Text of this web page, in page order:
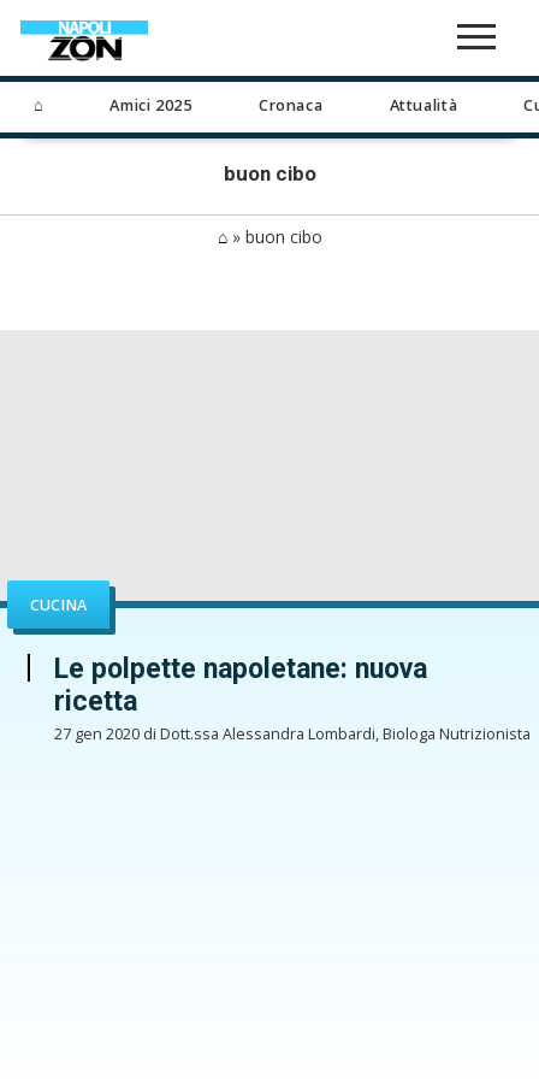
⌂ Amici 2025 Cronaca Attualità
buon cibo
⌂» buon cibo
CUCINA
Le polpette napoletane: nuova
ricetta
27 gen 2020 di Dott.ssa Alessandra Lombardi, Biologa Nutrizionista